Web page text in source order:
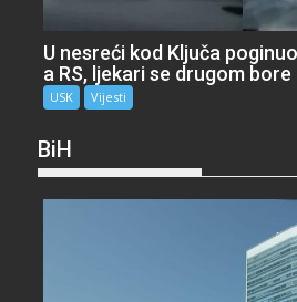
U nesreći kod Ključa
a RS, ljekari se drugom
USK Vijesti
BiH